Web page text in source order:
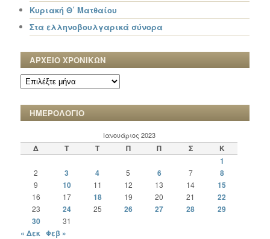
Κυριακή Θ΄ Ματθαίου
Στα ελληνοβουλγαρικά σύνορα
ΑΡΧΕΙΟ ΧΡΟΝΙΚΩΝ
ΑΡΧΕΙΟ
ΧΡΟΝΙΚΩΝ
ΗΜΕΡΟΛΟΓΙΟ
Ιανουάριος 2023
Δ Τ Τ Π Π Σ
Κ
1
2 3 4 5 6 7 8
9 10 11 12 13 14 15
16 17 18 19 20 21 22
23 24 25 26 27 28
29
30
31
« Δεκ Φεβ »